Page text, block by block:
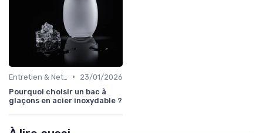
•
23/01/2026
Pourquoi choisir un bac à
glaçons en acier inoxydable ?